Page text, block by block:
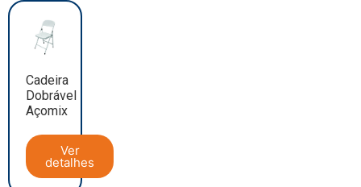
Cadeira
Dobrável
Açomix
Ver
detalhes